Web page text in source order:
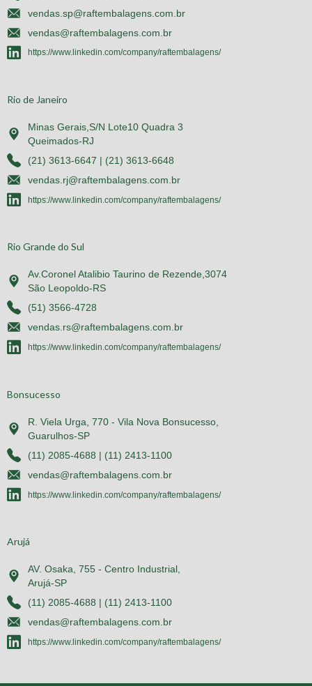
vendas.sp@raftembalagens.com.br
vendas@raftembalagens.com.br
https://www.linkedin.com/company/raftembalagens/
Rio de Janeiro
Minas Gerais,S/N Lote10 Quadra 3
Queimados-RJ
(21) 3613-6647 | (21) 3613-6648
vendas.rj@raftembalagens.com.br
https://www.linkedin.com/company/raftembalagens/
Rio Grande do Sul
Av.Coronel Atalibio Taurino de Rezende,3074
São Leopoldo-RS
(51) 3566-4728
vendas.rs@raftembalagens.com.br
https://www.linkedin.com/company/raftembalagens/
Bonsucesso
R. Viela Urga, 770 - Vila Nova Bonsucesso,
Guarulhos-SP
(11) 2085-4688 | (11) 2413-1100
vendas@raftembalagens.com.br
https://www.linkedin.com/company/raftembalagens/
Arujá
AV. Osaka, 755 - Centro Industrial,
Arujá-SP
(11) 2085-4688 | (11) 2413-1100
vendas@raftembalagens.com.br
https://www.linkedin.com/company/raftembalagens/